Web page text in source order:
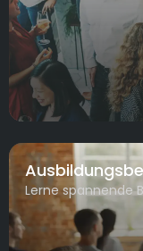
Lerne spannende